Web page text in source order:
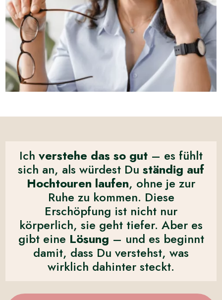
Ich verstehe das so gut – es fühlt
sich an, als würdest Du ständig auf
Hochtouren laufen, ohne je zur
Ruhe zu kommen. Diese
Erschöpfung ist nicht nur
körperlich, sie geht tiefer. Aber es
gibt eine Lösung – und es beginnt
damit, dass Du verstehst, was
wirklich dahinter steckt.